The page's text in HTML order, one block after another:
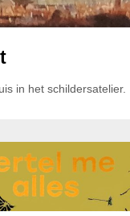
in het schildersatelier.